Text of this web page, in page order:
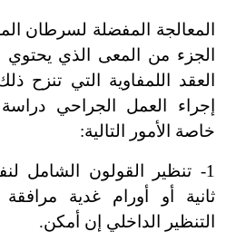
المعالجة المفضلة لسرطان
الجزء من المعى الذي
العقد اللمفاوية التي
إجراء العمل الجراحي
خاصة الأمور التالية:
1- تنظير القولون الشامل
ثانية أو أورام غدية
التنظير الداخلي إن أمكن.